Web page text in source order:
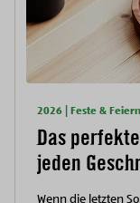
2026 | Feste & Feiern
Das
jeden
Wenn die letzten